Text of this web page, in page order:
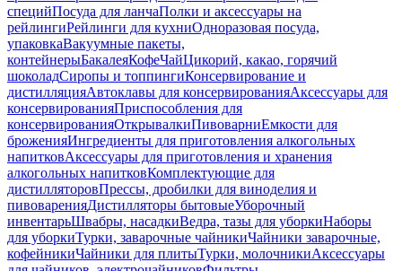
специйПосуда для ланчаПолки и аксессуары на
рейлингиРейлинги для кухниОдноразовая посуда,
упаковкаВакуумные пакеты,
контейнерыБакалеяКофеЧайЦикорий, какао, горячий
шоколадСиропы и топпингиКонсервирование и
дистилляцияАвтоклавы для консервированияАксессуары для
консервированияПриспособления для
консервированияОткрывалкиПивоварниЕмкости для
броженияИнгредиенты для приготовления алкогольных
напитковАксессуары для приготовления и хранения
алкогольных напитковКомплектующие для
дистилляторовПрессы, дробилки для виноделия и
пивоваренияДистилляторы бытовыеУборочный
инвентарьШвабры, насадкиВедра, тазы для уборкиНаборы
для уборкиТурки, заварочные чайникиЧайники заварочные,
кофейникиЧайники для плитыТурки, молочникиАксессуары